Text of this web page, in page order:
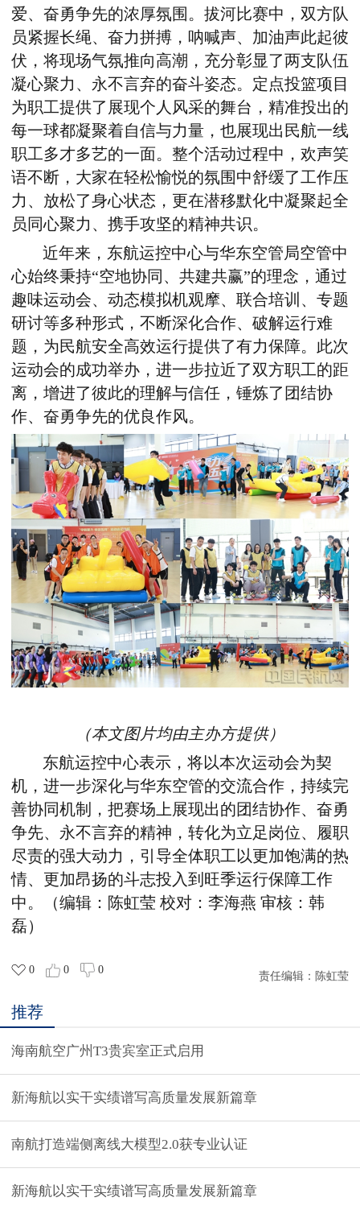
爱、奋勇争先的浓厚氛围。拔河比赛中，双方队
员紧握长绳、奋力拼搏，呐喊声、加油声此起彼
伏，将现场气氛推向高潮，充分彰显了两支队伍
凝心聚力、永不言弃的奋斗姿态。定点投篮项目
为职工提供了展现个人风采的舞台，精准投出的
每一球都凝聚着自信与力量，也展现出民航一线
职工多才多艺的一面。整个活动过程中，欢声笑
语不断，大家在轻松愉悦的氛围中舒缓了工作压
力、放松了身心状态，更在潜移默化中凝聚起全
员同心聚力、携手攻坚的精神共识。
近年来，东航运控中心与华东空管局空管中
心始终秉持“空地协同、共建共赢”的理念，通过
趣味运动会、动态模拟机观摩、联合培训、专题
研讨等多种形式，不断深化合作、破解运行难
题，为民航安全高效运行提供了有力保障。此次
运动会的成功举办，进一步拉近了双方职工的距
离，增进了彼此的理解与信任，锤炼了团结协
作、奋勇争先的优良作风。
（本文图片均由主办方提供）
东航运控中心表示，将以本次运动会为契
机，进一步深化与华东空管的交流合作，持续完
善协同机制，把赛场上展现出的团结协作、奋勇
争先、永不言弃的精神，转化为立足岗位、履职
尽责的强大动力，引导全体职工以更加饱满的热
情、更加昂扬的斗志投入到旺季运行保障工作
中。（编辑：陈虹莹 校对：李海燕 审核：韩
磊）
0 0 0
责任编辑： 陈虹莹
推荐
海南航空广州T3贵宾室正式启用
新海航以实干实绩谱写高质量发展新篇章
南航打造端侧离线大模型2.0获专业认证
新海航以实干实绩谱写高质量发展新篇章